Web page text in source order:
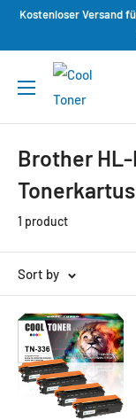
Kostenloser Versand
Brother HL-
1 product
Sort by